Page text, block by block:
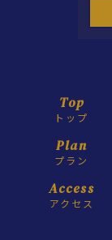
Top
トップ
Plan
プラン
Access
アクセス